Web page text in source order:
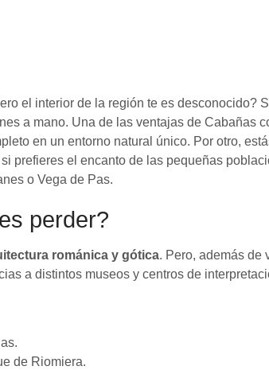
el interior de la región te es desconocido?
a mano. Una de las ventajas de Cabañas
en un entorno natural único. Por otro,
prefieres el encanto de las pequeñas
o Vega de Pas.
perder?
románica y gótica. Pero, además de
a distintos museos y centros de
de Riomiera.